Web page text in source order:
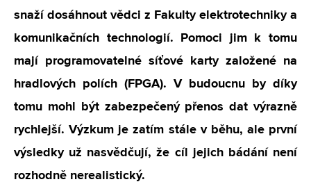
snaží dosáhnout vědci z Fakulty elektrotechniky a
komunikačních technologií. Pomoci jim k tomu
mají programovatelné síťové karty založené na
hradlových polích (FPGA). V budoucnu by díky
tomu mohl být zabezpečený přenos dat výrazně
rychlejší. Výzkum je zatím stále v běhu, ale první
výsledky už nasvědčují, že cíl jejich bádání není
rozhodně nerealistický.